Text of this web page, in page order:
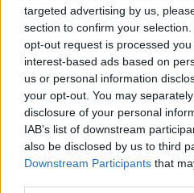
targeted advertising by us,
section to confirm your
opt-out request is processed
interest-based ads based on
us or personal information
your opt-out. You may
disclosure of your personal
IAB’s list of downstream
also be disclosed by us to third
Downstream Participants that
18:26
Η ξηρασία εξαπλώνεται σε όλη
ξερά εδάφη και ποτάμια σε
18:13
Τι είναι το «Papara» που
Σαλάχ στην Τουρκία
18:09